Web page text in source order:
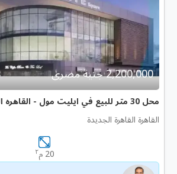
2,200,000 جنية مصرى
محل 30 متر للبيع في ايليت مول - القاهره الجديده
القاهرة القاهرة الجديدة
20 م ٢